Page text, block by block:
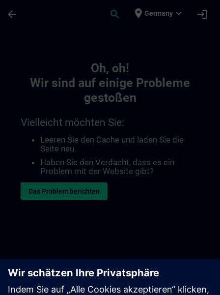
arrow_back search place Germany expand_more login
Oh, oh!
Wir sind auf einige Probleme
gestoßen
Vielleicht möchten Sie:
Leeren Sie den Cache und laden Sie die
Seite neu.
Haben Sie den Verdacht, dass es ein
Problem mit der Website gibt?
Das Problem berichten